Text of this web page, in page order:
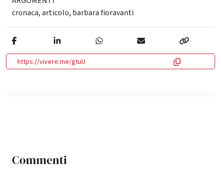
cronaca,articolo, barbara fioravanti
https://vivere.me/gtuU
Commenti